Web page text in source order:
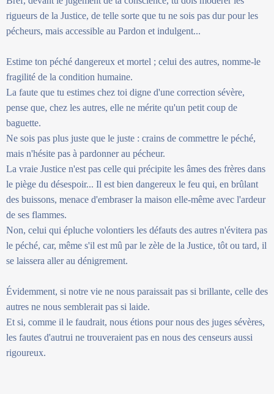
rigueurs de la Justice, de telle sorte que tu ne sois pas dur pour les
pécheurs, mais accessible au Pardon et indulgent...
Estime ton péché dangereux et mortel ; celui des autres, nomme-le
fragilité de la condition humaine.
La faute que tu estimes chez toi digne d'une correction sévère,
pense que, chez les autres, elle ne mérite qu'un petit coup de
baguette.
Ne sois pas plus juste que le juste : crains de commettre le péché,
mais n'hésite pas à pardonner au pécheur.
La vraie Justice n'est pas celle qui précipite les âmes des frères dans
le piège du désespoir... Il est bien dangereux le feu qui, en brûlant
des buissons, menace d'embraser la maison elle-même avec l'ardeur
de ses flammes.
Non, celui qui épluche volontiers les défauts des autres n'évitera pas
le péché, car, même s'il est mû par le zèle de la Justice, tôt ou tard, il
se laissera aller au dénigrement.
Évidemment, si notre vie ne nous paraissait pas si brillante, celle des
autres ne nous semblerait pas si laide.
Et si, comme il le faudrait, nous étions pour nous des juges sévères,
les fautes d'autrui ne trouveraient pas en nous des censeurs aussi
rigoureux.